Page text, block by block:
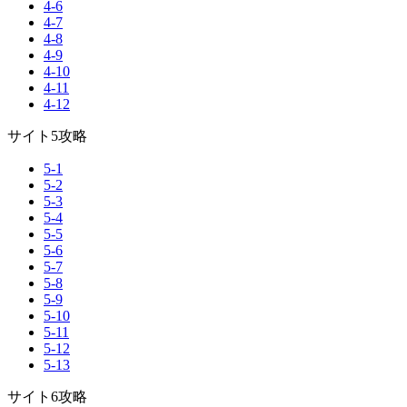
4-6
4-7
4-8
4-9
4-10
4-11
4-12
サイト5攻略
5-1
5-2
5-3
5-4
5-5
5-6
5-7
5-8
5-9
5-10
5-11
5-12
5-13
サイト6攻略